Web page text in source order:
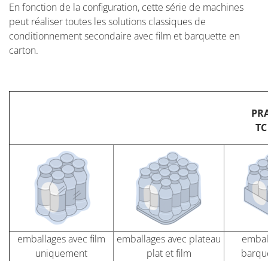
En fonction de la configuration, cette série de machines
peut réaliser toutes les solutions classiques de
conditionnement secondaire avec film et barquette en
carton.
emballages avec film
uniquement
emballages avec plateau
plat et film